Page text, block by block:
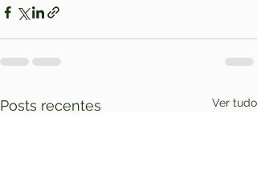
Posts recentes Ver tudo